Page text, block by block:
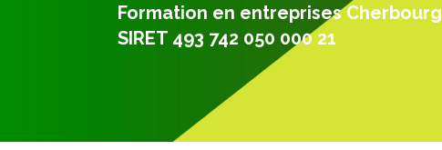
Formation en entreprises Cherbourg
SIRET 493 742 050 000 21